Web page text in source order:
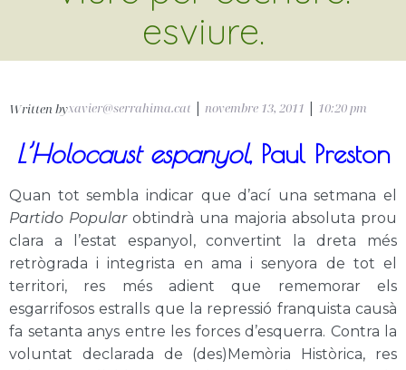
esviure.
Written byxavier@serrahima.cat novembre 13, 2011 10:20 pm
L’Holocaust espanyol, Paul Preston
Quan tot sembla indicar que d’ací una setmana el
Partido Popularobtindrà una majoria absoluta prou
clara a l’estat espanyol, convertint la dreta més
retrògrada i integrista en ama i senyora de tot el
territori, res més adient que rememorar els
esgarrifosos estralls que la repressió franquista causà
fa setanta anys entre les forces d’esquerra. Contra la
voluntat declarada de (des)Memòria Històrica, res